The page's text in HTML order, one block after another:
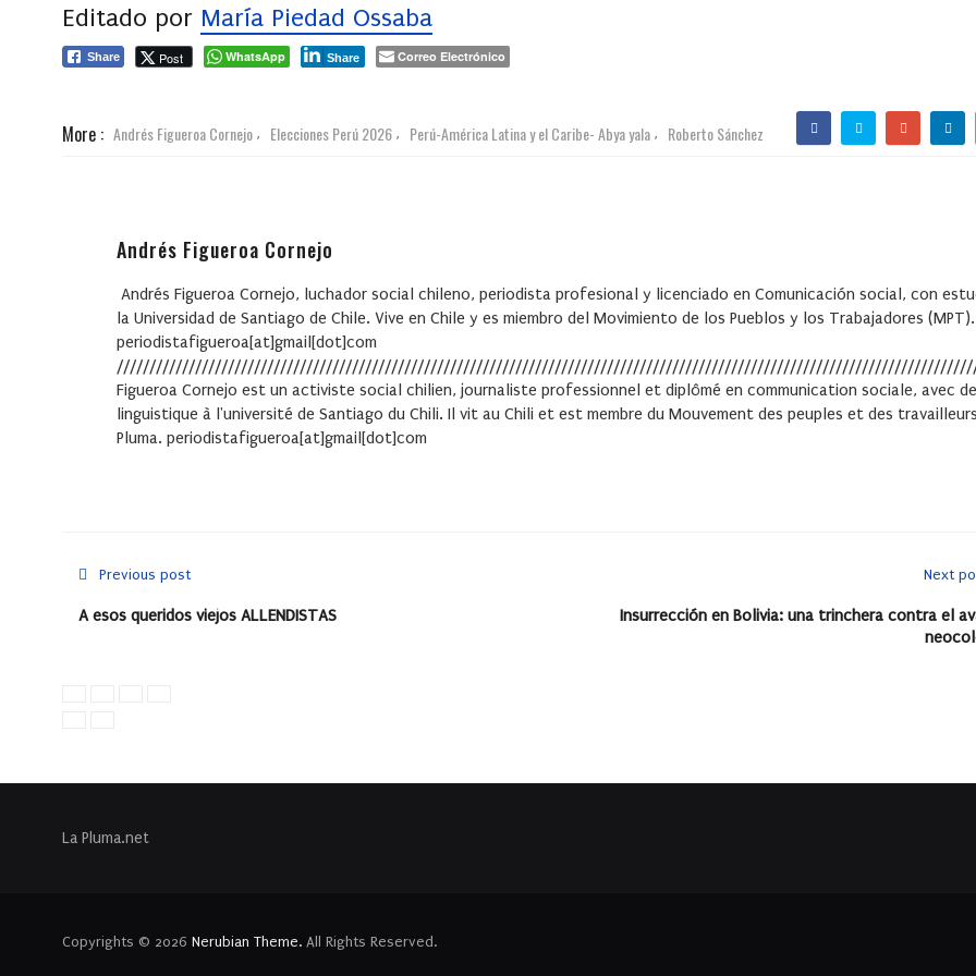
Editado por María Piedad Ossaba
Share Post WhatsApp Share Correo Electrónico
More : Andrés Figueroa Cornejo , Elecciones Perú 2026 , Perú-América Latina y el Caribe- Abya yala , Roberto Sánchez
Andrés Figueroa Cornejo
Andrés Figueroa Cornejo, luchador social chileno, periodista profesional y licenciado en Comunicación social, con
la Universidad de Santiago de Chile. Vive en Chile y es miembro del Movimiento de los Pueblos y los Trabajadores (MPT).
periodistafigueroa[at]gmail[dot]com
Figueroa Cornejo est un activiste social chilien, journaliste professionnel et diplômé en communication sociale, avec
linguistique à l'université de Santiago du Chili. Il vit au Chili et est membre du Mouvement des peuples et des
Pluma. periodistafigueroa[at]gmail[dot]com
Previous post
A esos queridos viejos ALLENDISTAS
Next
Insurrección en Bolivia: una trinchera contra el
La Pluma.net
Copyrights © 2026 Nerubian Theme. All Rights Reserved.